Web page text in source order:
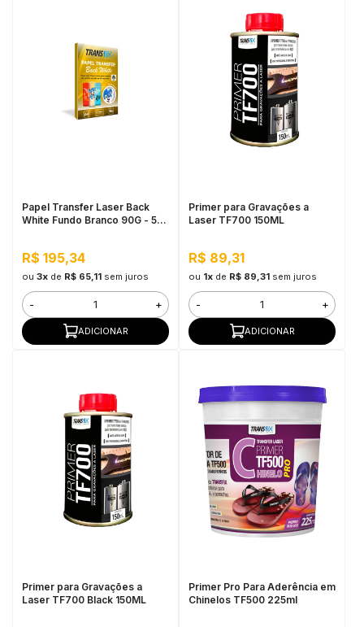
Papel Transfer Laser Back
White Fundo Branco 90G - 50
R$ 195,34
ou 3xde R$ 65,11 sem juros
- +
ADICIONAR
Primer para Gravações a
Laser TF700 150ML
R$ 89,31
ou 1xde R$ 89,31 sem juros
- +
ADICIONAR
Primer para Gravações a
Laser TF700 Black 150ML
Primer Pro Para Aderência em
Chinelos TF500 225ml